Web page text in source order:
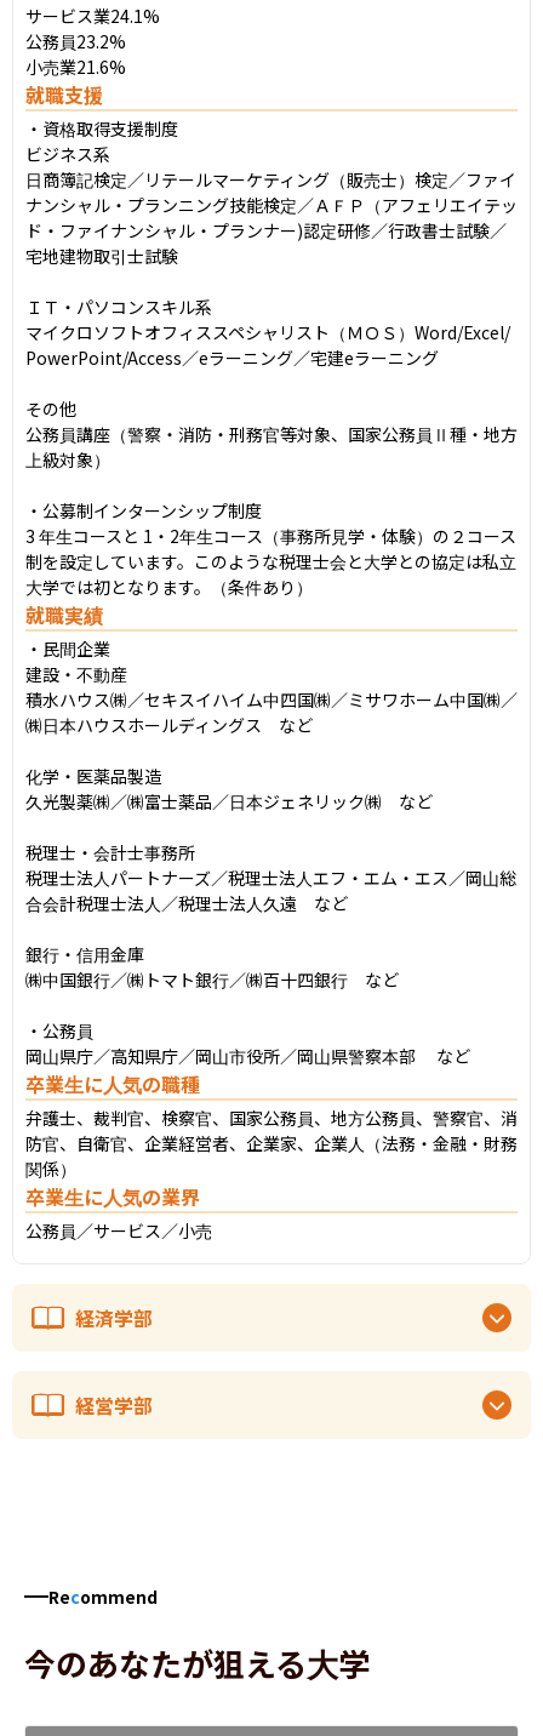
サービス業24.1%
公務員23.2%
小売業21.6%
就職支援
・資格取得支援制度
ビジネス系
日商簿記検定／リテールマーケティング（販売士）検定／ファイ
ナンシャル・プランニング技能検定／ＡＦＰ（アフェリエイテッ
ド・ファイナンシャル・プランナー)認定研修／⾏政書⼠試験／
宅地建物取引⼠試験
ＩＴ・パソコンスキル系
マイクロソフトオフィススペシャリスト（ＭＯＳ）Word/Excel/
PowerPoint/Access／eラーニング／宅建eラーニング
その他
公務員講座（警察・消防・刑務官等対象、国家公務員Ⅱ種・地⽅
上級対象）
・公募制インターンシップ制度
3 年生コースと 1・2年生コース（事務所見学・体験）の２コース
制を設定しています。このような税理士会と大学との協定は私立
大学では初となります。（条件あり）
就職実績
・民間企業
建設・不動産
積水ハウス㈱／セキスイハイム中四国㈱／ミサワホーム中国㈱／
㈱日本ハウスホールディングス　など
化学・医薬品製造
久光製薬㈱／㈱富士薬品／日本ジェネリック㈱　など
税理士・会計士事務所
税理士法人パートナーズ／税理士法人エフ・エム・エス／岡山総
合会計税理士法人／税理士法人久遠　など
銀行・信用金庫
㈱中国銀行／㈱トマト銀行／㈱百十四銀行　など
・公務員
岡山県庁／高知県庁／岡山市役所／岡山県警察本部 　など
卒業生に人気の職種
弁護士、裁判官、検察官、国家公務員、地方公務員、警察官、消
防官、自衛官、企業経営者、企業家、企業人（法務・金融・財務
関係）
卒業生に人気の業界
公務員／サービス／小売
経済学部
経営学部
Recommend
今のあなたが狙える大学